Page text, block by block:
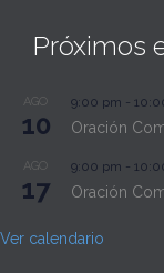
Próximos
AGO
10
9:00 pm -
Oración
AGO
17
9:00 pm -
Oración
Ver calendario